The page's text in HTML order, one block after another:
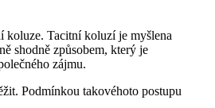
koluze. Tacitní koluzí je myšlena
shodně způsobem, který je
zájmu.
Podmínkou takovéhoto postupu